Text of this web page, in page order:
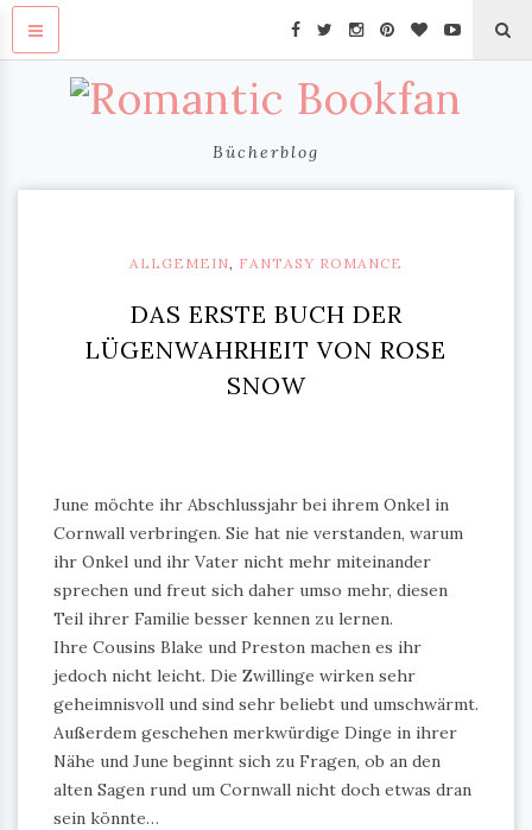
Bücherblog
ALLGEMEIN, FANTASY ROMANCE
DAS ERSTE BUCH DER
LÜGENWAHRHEIT VON ROSE
SNOW
June möchte ihr Abschlussjahr bei ihrem Onkel in
Cornwall verbringen. Sie hat nie verstanden, warum
ihr Onkel und ihr Vater nicht mehr miteinander
sprechen und freut sich daher umso mehr, diesen
Teil ihrer Familie besser kennen zu lernen.
Ihre Cousins Blake und Preston machen es ihr
jedoch nicht leicht. Die Zwillinge wirken sehr
geheimnisvoll und sind sehr beliebt und umschwärmt.
Außerdem geschehen merkwürdige Dinge in ihrer
Nähe und June beginnt sich zu Fragen, ob an den
alten Sagen rund um Cornwall nicht doch etwas dran
sein könnte…